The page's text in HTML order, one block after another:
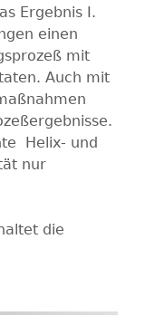
Ergebnis I.
einen
mit
Auch mit
Helix- und
nur
die